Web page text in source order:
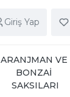
Giriş Yap
ARANJMAN VE
BONZAİ
SAKSILARI